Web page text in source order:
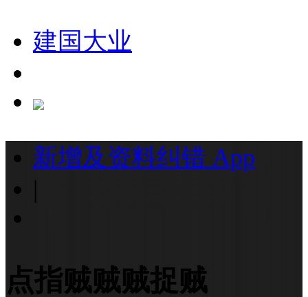
建国大业
新增及资料纠错 App
|
点指贼贼贼捉贼